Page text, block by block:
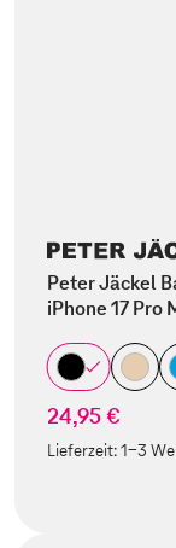
Peter Jäckel
iPhone 17 Pro
24,95 €
Lieferzeit:1-3